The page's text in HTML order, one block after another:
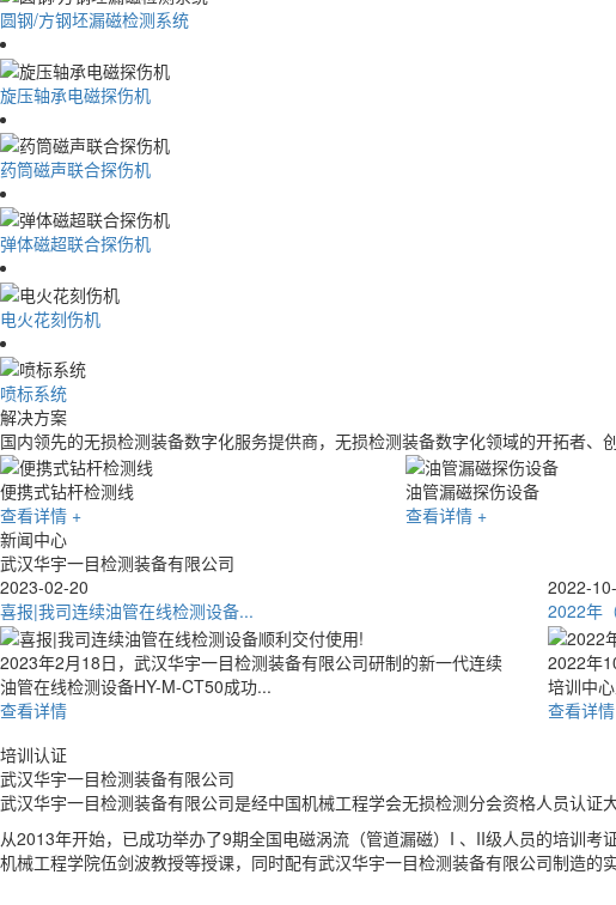
圆钢/方钢坯漏磁检测系统
旋压轴承电磁探伤机
药筒磁声联合探伤机
弹体磁超联合探伤机
电火花刻伤机
喷标系统
解决方案
国内领先的无损检测装备数字化服务提供商，无损检测装备数字化领域的开拓者、
油管漏磁探伤设备
查看详情 +
便携式钻杆
查看详情 +
新闻中心
武汉华宇一目检测装备有限公司
2022-10-19
2022年（管道漏磁）I、II级人员...
2022年10月10日-18日，由中国无损检测学会电磁涡流无损检测人员
培训中心主办的第十期“电磁涡流...
查看详情
2021-
2021年
2021年
培训中
查看详情
培训认证
武汉华宇一目检测装备有限公司
武汉华宇一目检测装备有限公司是经中国机械工程学会无损检测分会资格人员认证
从2013年开始，已成功举办了9期全国电磁涡流（管道漏磁）I 、II级人员的培训
机械工程学院伍剑波教授等授课，同时配有武汉华宇一目检测装备有限公司制造的